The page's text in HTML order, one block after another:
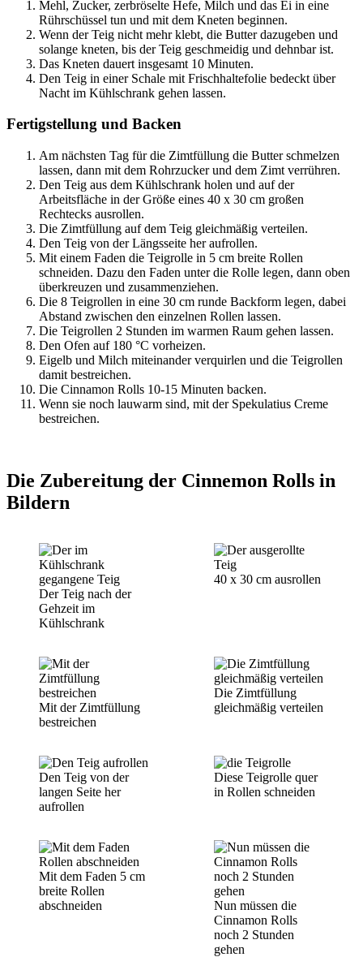
Mehl, Zucker, zerbröselte Hefe, Milch und das Ei in eine
Rührschüssel tun und mit dem Kneten beginnen.
Wenn der Teig nicht mehr klebt, die Butter dazugeben und
solange kneten, bis der Teig geschmeidig und dehnbar ist.
Das Kneten dauert insgesamt 10 Minuten.
Den Teig in einer Schale mit Frischhaltefolie bedeckt über
Nacht im Kühlschrank gehen lassen.
Fertigstellung und Backen
Am nächsten Tag für die Zimtfüllung die Butter schmelzen
lassen, dann mit dem Rohrzucker und dem Zimt verrühren.
Den Teig aus dem Kühlschrank holen und auf der
Arbeitsfläche in der Größe eines 40 x 30 cm großen
Rechtecks ausrollen.
Die Zimtfüllung auf dem Teig gleichmäßig verteilen.
Den Teig von der Längsseite her aufrollen.
Mit einem Faden die Teigrolle in 5 cm breite Rollen
schneiden. Dazu den Faden unter die Rolle legen, dann oben
überkreuzen und zusammenziehen.
Die 8 Teigrollen in eine 30 cm runde Backform legen, dabei
Abstand zwischen den einzelnen Rollen lassen.
Die Teigrollen 2 Stunden im warmen Raum gehen lassen.
Den Ofen auf 180 °C vorheizen.
Eigelb und Milch miteinander verquirlen und die Teigrollen
damit bestreichen.
Die Cinnamon Rolls 10-15 Minuten backen.
Wenn sie noch lauwarm sind, mit der Spekulatius Creme
bestreichen.
Die Zubereitung der Cinnemon Rolls in
Bildern
Der Teig nach der
Gehzeit im
Kühlschrank
40 x 30 cm ausrollen
Mit der Zimtfüllung
bestreichen
Die Zimtfüllung
gleichmäßig verteilen
Den Teig von der
langen Seite her
aufrollen
Diese Teigrolle quer
in Rollen schneiden
Mit dem Faden 5 cm
breite Rollen
abschneiden
Nun müssen die
Cinnamon Rolls
noch 2 Stunden
gehen